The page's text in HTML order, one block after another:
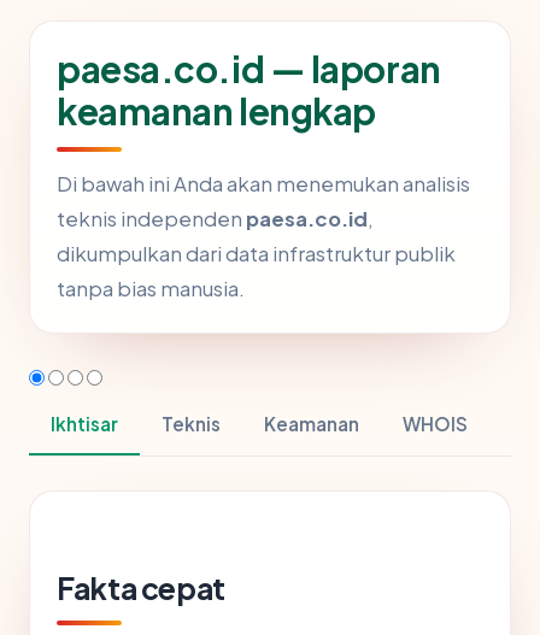
paesa.co.id — laporan
keamanan lengkap
Di bawah ini Anda akan menemukan analisis
teknis independen paesa.co.id,
dikumpulkan dari data infrastruktur publik
tanpa bias manusia.
Ikhtisar Teknis Keamanan WHOIS
Fakta cepat